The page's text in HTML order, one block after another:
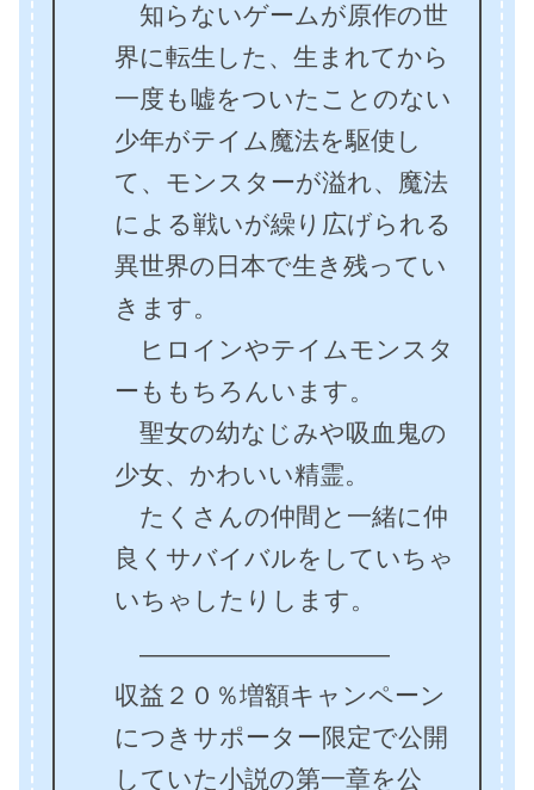
知らないゲームが原作の世
界に転生した、生まれてから
一度も嘘をついたことのない
少年がテイム魔法を駆使し
て、モンスターが溢れ、魔法
による戦いが繰り広げられる
異世界の日本で生き残ってい
きます。
ヒロインやテイムモンスタ
ーももちろんいます。
聖女の幼なじみや吸血鬼の
少女、かわいい精霊。
たくさんの仲間と一緒に仲
良くサバイバルをしていちゃ
いちゃしたりします。
――――――――――
収益２０％増額キャンペーン
につきサポーター限定で公開
していた小説の第一章を公